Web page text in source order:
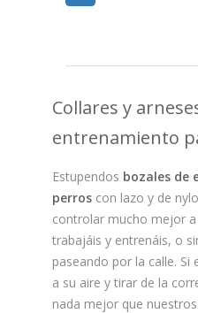
Collares y
entrenamiento
Estupendos bozales de
perros con lazo y de
controlar mucho mejor
trabajáis y entrenáis, o
paseando por la calle. Si
a su aire y tirar de la
nada mejor que